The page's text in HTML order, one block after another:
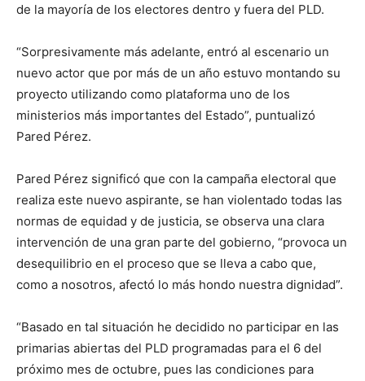
de la mayoría de los electores dentro y fuera del PLD.
“Sorpresivamente más adelante, entró al escenario un
nuevo actor que por más de un año estuvo montando su
proyecto utilizando como plataforma uno de los
ministerios más importantes del Estado”, puntualizó
Pared Pérez.
Pared Pérez significó que con la campaña electoral que
realiza este nuevo aspirante, se han violentado todas las
normas de equidad y de justicia, se observa una clara
intervención de una gran parte del gobierno, “provoca un
desequilibrio en el proceso que se lleva a cabo que,
como a nosotros, afectó lo más hondo nuestra dignidad”.
“Basado en tal situación he decidido no participar en las
primarias abiertas del PLD programadas para el 6 del
próximo mes de octubre, pues las condiciones para